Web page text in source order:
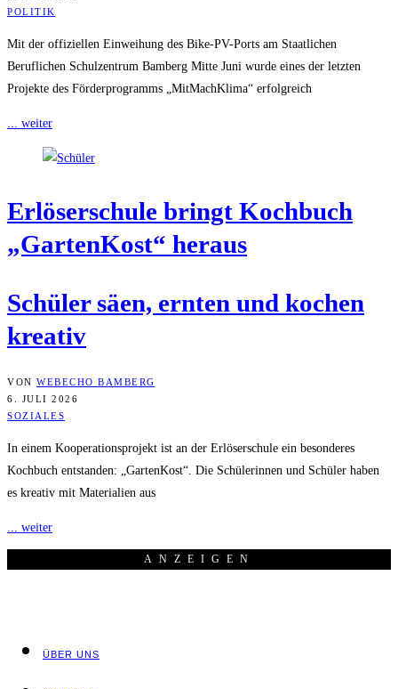
POLITIK
Mit der offiziellen Einweihung des Bike-PV-Ports am Staatlichen
Beruflichen Schulzentrum Bamberg Mitte Juni wurde eines der letzten
Projekte des Förderprogramms „MitMachKlima“ erfolgreich
... weiter
Erlö­ser­schu­le bringt Koch­buch
„Gar­ten­Kost“ heraus
Schü­ler säen, ern­ten und kochen
kreativ
VON WEBECHO BAMBERG
6. JULI 2026
SOZIALES
In einem Kooperationsprojekt ist an der Erlöserschule ein besonderes
Kochbuch entstanden: „GartenKost“. Die Schülerinnen und Schüler haben
es kreativ mit Materialien aus
... weiter
ANZEI­GEN
ÜBER UNS